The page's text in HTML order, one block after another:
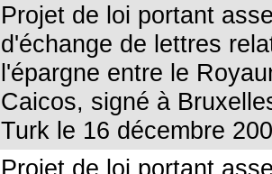
Projet de loi portant
d'échange de lettres
l'épargne entre le
Caicos, signé à
Turk le 16 décembre
Projet de loi portant